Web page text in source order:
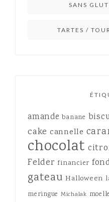
SANS
TARTES /
amande banane
cake cannelle
chocolat
Felder financier
gateau Halloween
meringue Michalak